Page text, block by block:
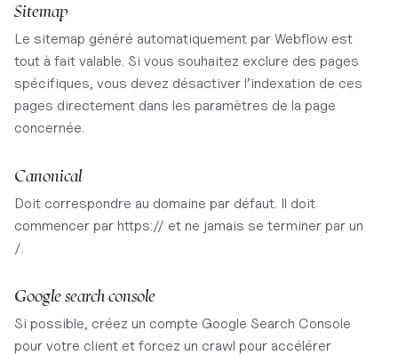
Sitemap
Le sitemap généré automatiquement par Webflow est
tout à fait valable. Si vous souhaitez exclure des pages
spécifiques, vous devez désactiver l’indexation de ces
pages directement dans les paramètres de la page
concernée.
Canonical
Doit correspondre au domaine par défaut. Il doit
commencer par https:// et ne jamais se terminer par un
/.​
Google search console
Si possible, créez un compte Google Search Console
pour votre client et forcez un crawl pour accélérer